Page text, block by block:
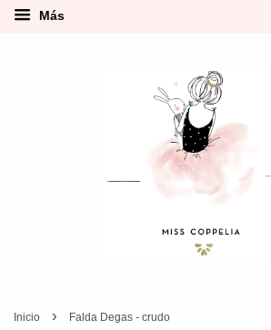
Más
Inicio › Falda Degas - crudo